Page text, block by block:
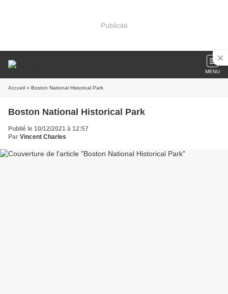
Publicité
MENU
Accueil » Boston National Historical Park
Boston National Historical Park
Publié le 10/12/2021 à 12:57
Par Vincent Charles